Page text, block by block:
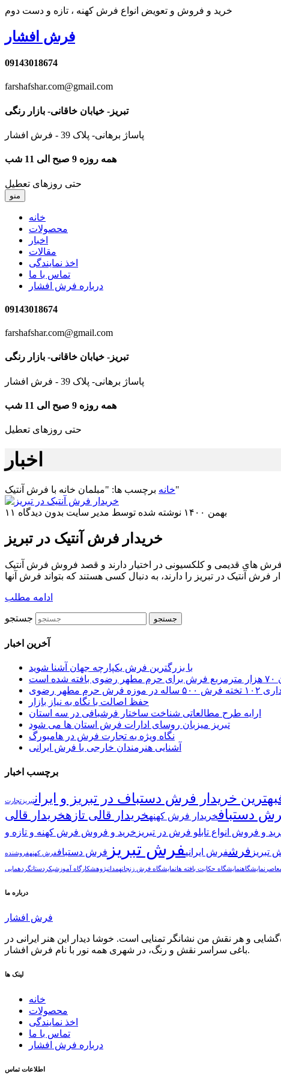
خرید و فروش و تعویض انواع فرش کهنه ، تازه و دست دوم
فرش افشار
09143018674
farshafshar.com@gmail.com
تبریز- خیابان خاقانی- بازار رنگی
پاساژ برهانی- پلاک 39 - فرش افشار
همه روزه 9 صبح الی 11 شب
حتی روزهای تعطیل
منو
خانه
محصولات
اخبار
مقالات
اخذ نمایندگی
تماس با ما
درباره فرش افشار
09143018674
farshafshar.com@gmail.com
تبریز- خیابان خاقانی- بازار رنگی
پاساژ برهانی- پلاک 39 - فرش افشار
همه روزه 9 صبح الی 11 شب
حتی روزهای تعطیل
اخبار
خانهبرچسب ها: "مبلمان خانه با فرش آنتیک"
۱۱ بهمن ۱۴۰۰ نوشته شده توسط مدیر سایت بدون دیدگاه
خریدار فرش آنتیک در تبریز
بسیار است. خانواده هایی که فرش های قدیمی و کلکسیونی در اختیار دارند و قصد فروش فرش آنتیک
ادامه مطلب
جستجو
آخرین اخبار
با بزرگترین فرش یکپارچه جهان آشنا شوید
است
در موزه فرش حرم مطهر رضوی
حفظ اصالت با نگاه به نیاز بازار
ارایه طرح مطالعاتی شناخت ساختار فرشبافی در سه استان
تبریز میزبان روسای ادارات فرش استان ها می شود
نگاه ویژه به تجارت فرش در هامبورگ
آشنایی هنرمندان خارجی با فرش ایرانی
برچسب اخبار
بهترین خریدار فرش دستباف در تبریز و ایرانتبریز تجارت
دستبافخریدار فرش کهنهخریدار قالی تازهخریدار قالی
و فروش انواع تابلو فرش در تبریز خرید و فروش فرش کهنه و تازه و
فرشفرش ایرانیفرش تبریز فرش دستباففرش کهنهفروشنده
نمایشگاهنمایشگاه حکایت بافته ها نمایشگاه فرش زنجانهمدانپژوهشکارگاه آموزشیکردستانگردهمایی
درباره ما
فرش افشار
و هر نقش من نشانگر تمنایی است. خوشا دیدار این هنر ایرانی در
باغی سراسر نقش و رنگ، در شهری همه نور با نام فرش افشار.
لینک ها
خانه
محصولات
اخذ نمایندگی
تماس با ما
درباره فرش افشار
اطلاعات تماس